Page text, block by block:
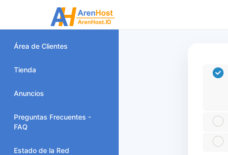
Área de Clientes
Tienda
Anuncios
Preguntas Frecuentes -
FAQ
Estado de la Red